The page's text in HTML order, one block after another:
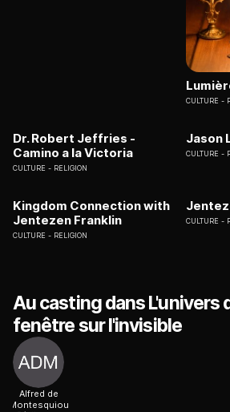
CULTURE
Dr. Robert Jeffries -
Camino a la Victoria
CULTURE RELIGION
Jason
CULTURE
Kingdom Connection with
Jentezen Franklin
CULTURE RELIGION
CULTURE
Au casting dans L'univers
fenêtre sur l'invisible
Alfred de
Montesquiou